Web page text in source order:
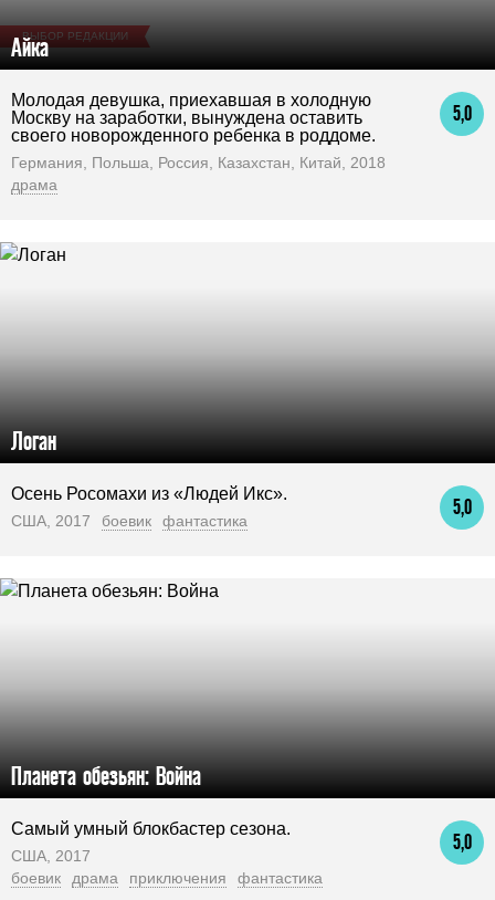
ВЫБОР РЕДАКЦИИ
Айка
5,0
Молодая девушка, приехавшая в холодную
Москву на заработки, вынуждена оставить
своего новорожденного ребенка в роддоме.
Германия, Польша, Россия, Казахстан, Китай, 2018
драма
Логан
5,0
Осень Росомахи из «Людей Икс».
США, 2017 боевик фантастика
Планета обезьян: Война
5,0
Самый умный блокбастер сезона.
США, 2017
боевик
драма приключения фантастика